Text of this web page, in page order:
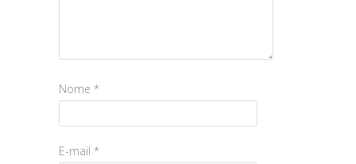
Nome *
E-mail *